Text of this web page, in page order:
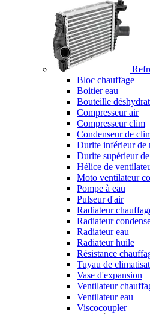
Bloc chauffage
Boitier eau
Bouteille
Compresseur air
Compresseur clim
Condenseur de
Durite inférieur de
Durite supérieur
Hélice de
Moto ventilateur
Pompe à eau
Pulseur d'air
Radiateur
Radiateur
Radiateur eau
Radiateur huile
Résistance
Tuyau de
Vase d'expansion
Ventilateur
Ventilateur eau
Viscocoupler